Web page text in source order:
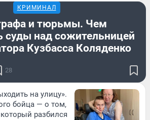
КРИМИНАЛ
и тюрьмы. Чем
суды над сожительницей
Кузбасса Коляденко
28
на улицу».
бойца — о том,
разбился